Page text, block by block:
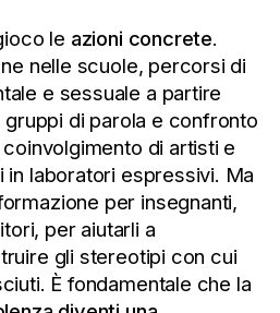
le azioni concrete.
nelle scuole, percorsi di
e sessuale a partire
gruppi di parola e confronto
di artisti e
in laboratori espressivi. Ma
per insegnanti,
per aiutarli a
gli stereotipi con cui
È fondamentale che la